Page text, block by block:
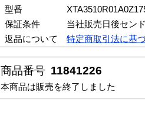
型番
保証条件
当社販売日後セン
返品について
特定商取引法に基
商品番号 11841226
本商品は販売を終了しました